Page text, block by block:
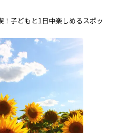
！子どもと1日中楽しめるスポッ